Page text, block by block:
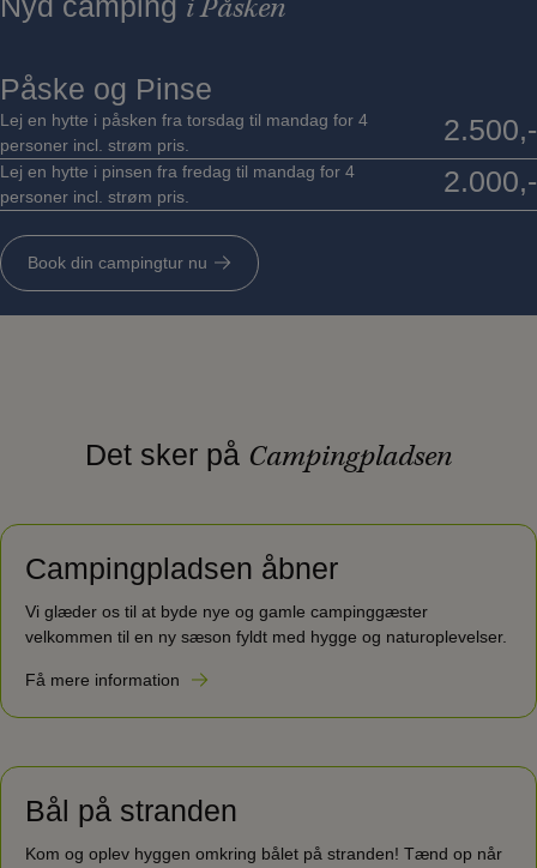
i Påsken
Påske og Pinse
Lej en hytte i påsken fra torsdag til mandag for 4
personer incl. strøm pris.
2.500,-
Lej en hytte i pinsen fra fredag til mandag for 4
personer incl. strøm pris.
2.000,-
Book din campingtur nu
Det sker på Campingpladsen
Campingpladsen åbner
Vi glæder os til at byde nye og gamle campinggæster
velkommen til en ny sæson fyldt med hygge og naturoplevelser.
Få mere information
Bål på stranden
Kom og oplev hyggen omkring bålet på stranden! Tænd op når